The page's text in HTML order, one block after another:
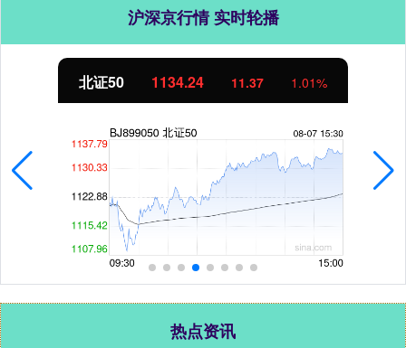
沪深京行情 实时轮播
北证50 1134.24 11.37 1.01%
热点资讯